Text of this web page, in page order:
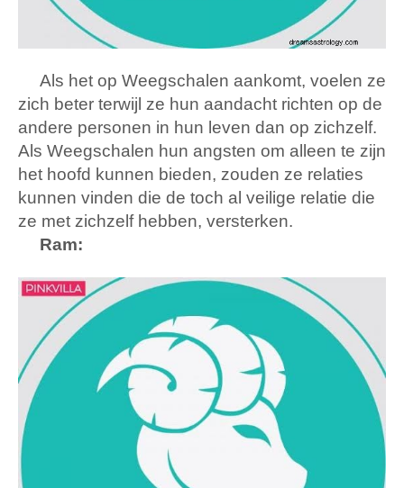
Als het op Weegschalen aankomt, voelen ze
zich beter terwijl ze hun aandacht richten op de
andere personen in hun leven dan op zichzelf.
Als Weegschalen hun angsten om alleen te zijn
het hoofd kunnen bieden, zouden ze relaties
kunnen vinden die de toch al veilige relatie die
ze met zichzelf hebben, versterken.
Ram: